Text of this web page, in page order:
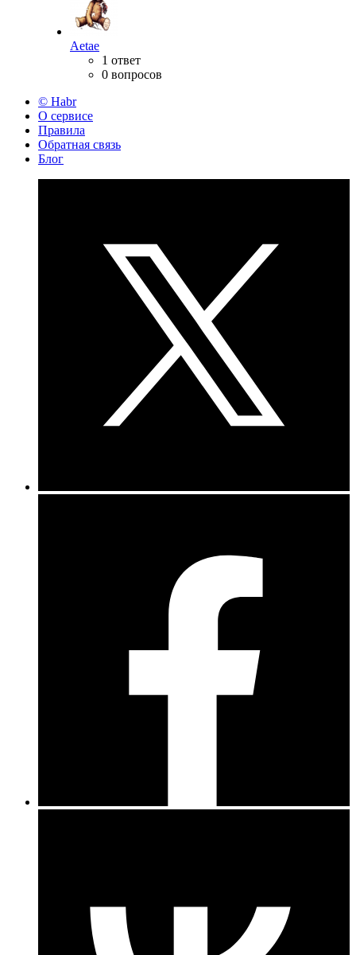
Aetae
1 ответ
0 вопросов
© Habr
О сервисе
Правила
Обратная связь
Блог